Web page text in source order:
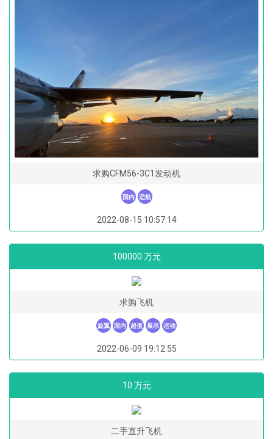
求购CFM56-3C1发动机
国内 适航
2022-08-15 10:57:14
100000 万元
求购飞机
旋翼 国内 超值 展示 运动
2022-06-09 19:12:55
10 万元
二手直升飞机